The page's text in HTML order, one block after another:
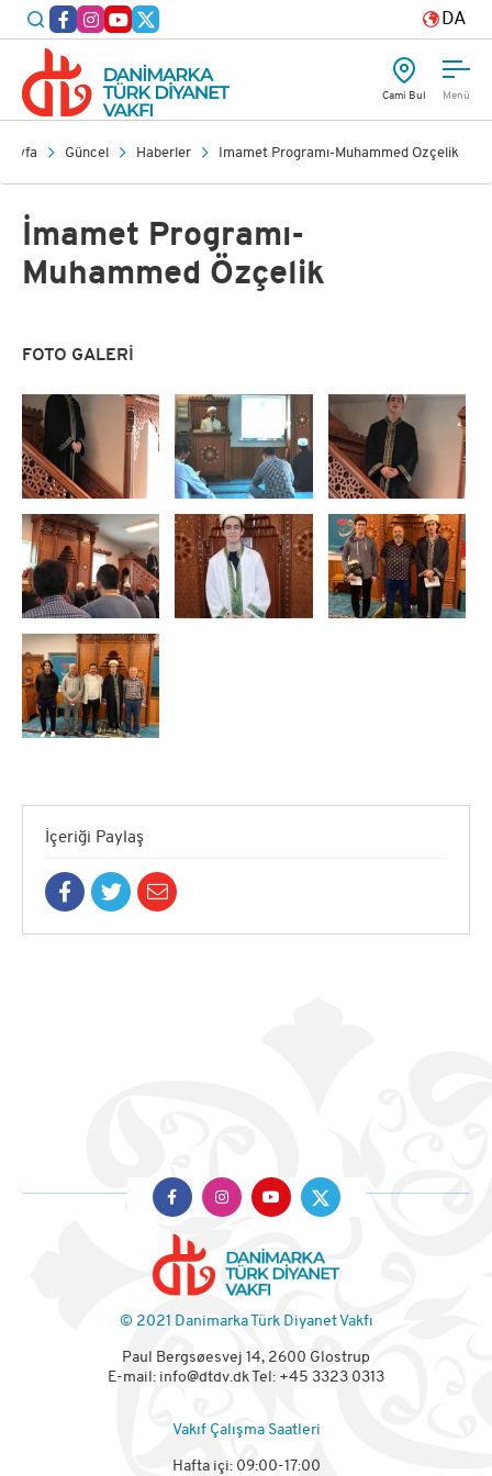
DA
Menü
Cami Bul
Güncel Haberler İmamet Programı-Muhammed Özçelik
İmamet Programı-
Muhammed Özçelik
FOTO GALERİ
İçeriği Paylaş
© 2021 Danimarka Türk Diyanet Vakfı
Paul Bergsøesvej 14, 2600 Glostrup
E-mail: info@dtdv.dk Tel: +45 3323 0313
Vakıf Çalışma Saatleri
Hafta içi: 09:00-17:00